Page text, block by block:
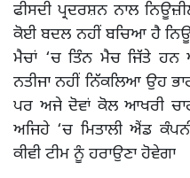
ਫੀਸਦੀ ਪ੍ਰਦਰਸ਼ਨ ਨਾਲ
ਕੋਈ ਬਦਲ ਨਹੀਂ ਬਚਿਆ ਹੈ
ਮੈਚਾਂ ‘ਚ ਤਿੰਨ ਮੈਚ ਜਿੱਤੇ
ਨਤੀਜਾ ਨਹੀਂ ਨਿੱਕਲਿਆ ਉਹ
ਪਰ ਅਜੇ ਦੋਵਾਂ ਕੋਲ ਆਖਰੀ
ਅਜਿਹੇ ‘ਚ ਮਿਤਾਲੀ ਐਂਡ
ਕੀਵੀ ਟੀਮ ਨੂੰ ਹਰਾਉਣਾ ਹੋਵੇਗਾ